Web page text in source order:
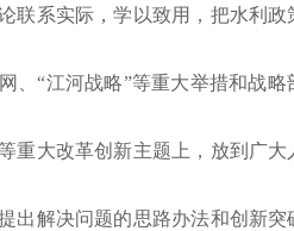
联系实际，学以致用，把水利
、“江河战略”等重大举措和战
重大改革创新主题上，放到广
出解决问题的思路办法和创新